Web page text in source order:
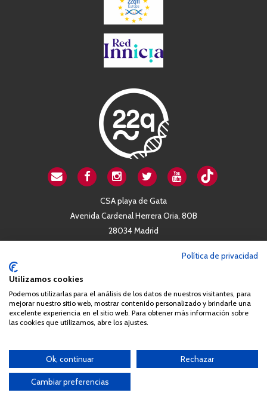
CSA playa de Gata
Avenida Cardenal Herrera Oria, 80B
28034 Madrid
Queda prohibida de forma expresa la copia, reproducción o
distribución de la totalidad o parte de los contenidos del sitio web
sin el consentimiento por escrito de la Asociación España
Síndrome 22q11 (AES22q)
Política de privacidad
Utilizamos cookies
Podemos utilizarlas para el análisis de los datos de nuestros visitantes, para
mejorar nuestro sitio web, mostrar contenido personalizado y brindarle una
excelente experiencia en el sitio web. Para obtener más información sobre
las cookies que utilizamos, abre los ajustes.
Ok, continuar Rechazar
Cambiar preferencias